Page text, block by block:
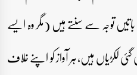
توجہ سے سنتے ہیں (مگر وہ ایسے
لکڑیاں ہیں، ہر آواز کو اپنے خلاف